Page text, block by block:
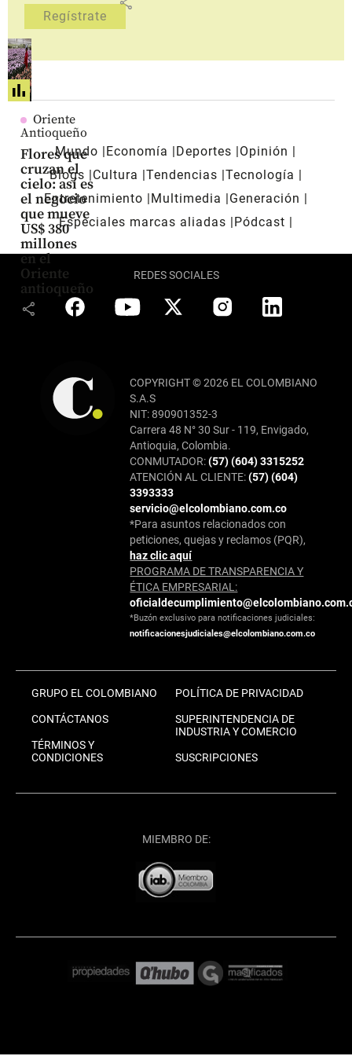
Oriente
Antioqueño
Flores que
cruzan el
cielo: así es
el negocio
que mueve
US$ 380
millones
en el
Oriente
antioqueño
share
Mundo Economía Deportes
Opinión
Blogs
Cultura Tendencias Tecnología
Entretenimiento
Multimedia
Generación
Especiales marcas aliadas
Pódcast
REDES SOCIALES
COPYRIGHT © 2026 EL COLOMBIANO
S.A.S
NIT: 890901352-3
Carrera 48 N° 30 Sur - 119, Envigado,
Antioquia, Colombia.
CONMUTADOR:(57) (604) 3315252
ATENCIÓN AL CLIENTE:(57) (604)
3393333
servicio@elcolombiano.com.co
*Para asuntos relacionados con
peticiones, quejas y reclamos (PQR),
haz clic aquí
PROGRAMA DE TRANSPARENCIA Y
ÉTICA EMPRESARIAL:
*Buzón exclusivo para notificaciones judiciales:
notificacionesjudiciales@elcolombiano.com.co
GRUPO EL COLOMBIANO
CONTÁCTANOS
TÉRMINOS Y
CONDICIONES
POLÍTICA DE PRIVACIDAD
SUPERINTENDENCIA DE
INDUSTRIA Y COMERCIO
SUSCRIPCIONES
MIEMBRO DE: